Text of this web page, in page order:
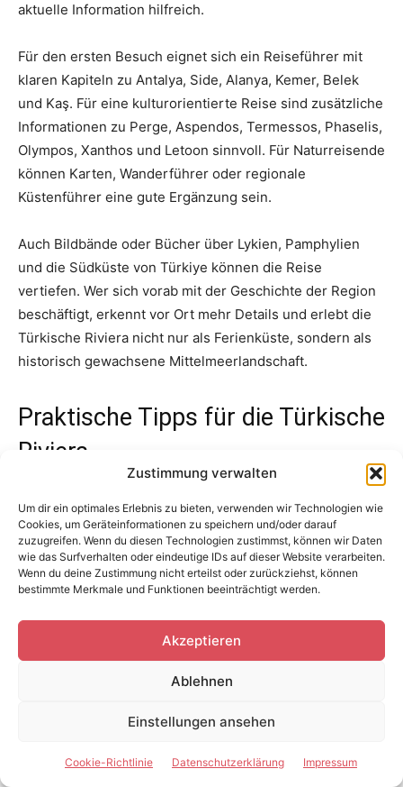
Zustimmung verwalten
Um dir ein optimales Erlebnis zu bieten, verwenden wir Technologien wie
Cookies, um Geräteinformationen zu speichern und/oder darauf
zuzugreifen. Wenn du diesen Technologien zustimmst, können wir Daten
wie das Surfverhalten oder eindeutige IDs auf dieser Website verarbeiten.
Wenn du deine Zustimmung nicht erteilst oder zurückziehst, können
bestimmte Merkmale und Funktionen beeinträchtigt werden.
Akzeptieren
Ablehnen
Einstellungen ansehen
Cookie-Richtlinie Datenschutzerklärung Impressum
aktuelle Information hilfreich.
Für den ersten Besuch eignet sich ein Reiseführer mit
klaren Kapiteln zu Antalya, Side, Alanya, Kemer, Belek
und Kaş. Für eine kulturorientierte Reise sind zusätzliche
Informationen zu Perge, Aspendos, Termessos, Phaselis,
Olympos, Xanthos und Letoon sinnvoll. Für Naturreisende
können Karten, Wanderführer oder regionale
Küstenführer eine gute Ergänzung sein.
Auch Bildbände oder Bücher über Lykien, Pamphylien
und die Südküste von Türkiye können die Reise
vertiefen. Wer sich vorab mit der Geschichte der Region
beschäftigt, erkennt vor Ort mehr Details und erlebt die
Türkische Riviera nicht nur als Ferienküste, sondern als
historisch gewachsene Mittelmeerlandschaft.
Praktische Tipps für die Türkische
Riviera
passt gut für Stadt, Strand und kurze Ausflüge. Side
eignet sich für Strand und Antike. Alanya bietet lebendige
Ferienatmosphäre. Kemer verbindet Meer und Berge. Kaş
wirkt individueller und landschaftlicher. Belek ist
Für antike Stätten sind frühe Tageszeiten sinnvoll,
besonders im Sommer. Wasser, Sonnenschutz, bequeme
deutlich angenehmer.